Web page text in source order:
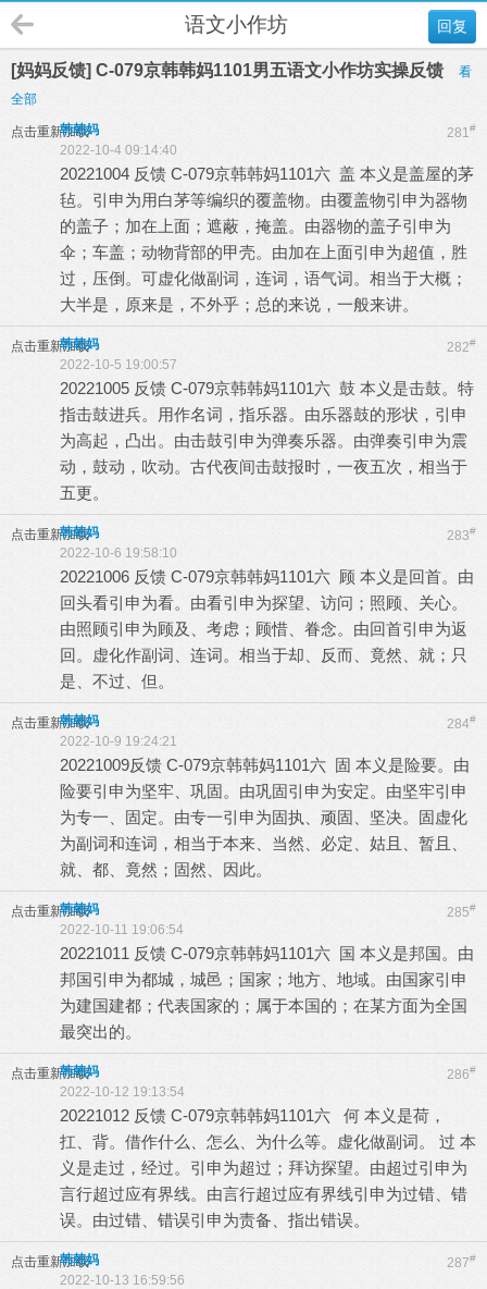
回复
语文小作坊
[妈妈反馈] C-079京韩韩妈1101男五语文小作坊实操反馈
看
全部
点击重新加载 281#
韩韩妈
2022-10-4 09:14:40
20221004 反馈 C-079京韩韩妈1101六 盖 本义是盖屋的茅
毡。引申为用白茅等编织的覆盖物。由覆盖物引申为器物
的盖子；加在上面；遮蔽，掩盖。由器物的盖子引申为
伞；车盖；动物背部的甲壳。由加在上面引申为超值，胜
过，压倒。可虚化做副词，连词，语气词。相当于大概；
大半是，原来是，不外乎；总的来说，一般来讲。
点击重新加载 282#
韩韩妈
2022-10-5 19:00:57
20221005 反馈 C-079京韩韩妈1101六 鼓 本义是击鼓。特
指击鼓进兵。用作名词，指乐器。由乐器鼓的形状，引申
为高起，凸出。由击鼓引申为弹奏乐器。由弹奏引申为震
动，鼓动，吹动。古代夜间击鼓报时，一夜五次，相当于
五更。
点击重新加载 283#
韩韩妈
2022-10-6 19:58:10
20221006 反馈 C-079京韩韩妈1101六 顾 本义是回首。由
回头看引申为看。由看引申为探望、访问；照顾、关心。
由照顾引申为顾及、考虑；顾惜、眷念。由回首引申为返
回。虚化作副词、连词。相当于却、反而、竟然、就；只
是、不过、但。
点击重新加载 284#
韩韩妈
2022-10-9 19:24:21
20221009反馈 C-079京韩韩妈1101六 固 本义是险要。由
险要引申为坚牢、巩固。由巩固引申为安定。由坚牢引申
为专一、固定。由专一引申为固执、顽固、坚决。固虚化
为副词和连词，相当于本来、当然、必定、姑且、暂且、
就、都、竟然；固然、因此。
点击重新加载 285#
韩韩妈
2022-10-11 19:06:54
20221011 反馈 C-079京韩韩妈1101六 国 本义是邦国。由
邦国引申为都城，城邑；国家；地方、地域。由国家引申
为建国建都；代表国家的；属于本国的；在某方面为全国
最突出的。
点击重新加载 286#
韩韩妈
2022-10-12 19:13:54
20221012 反馈 C-079京韩韩妈1101六 何 本义是荷，
扛、背。借作什么、怎么、为什么等。虚化做副词。 过 本
义是走过，经过。引申为超过；拜访探望。由超过引申为
言行超过应有界线。由言行超过应有界线引申为过错、错
误。由过错、错误引申为责备、指出错误。
点击重新加载 287#
韩韩妈
2022-10-13 16:59:56